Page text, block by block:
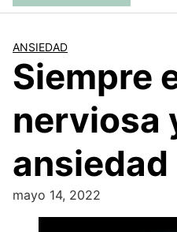
ANSIEDAD
Siempre
nerviosa
ansiedad
mayo 14, 2022